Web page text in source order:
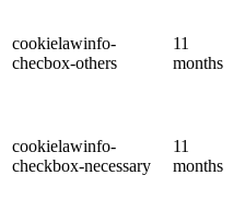
cookielawinfo-
checbox-others
11
months
cookielawinfo-
checkbox-necessary
11
months